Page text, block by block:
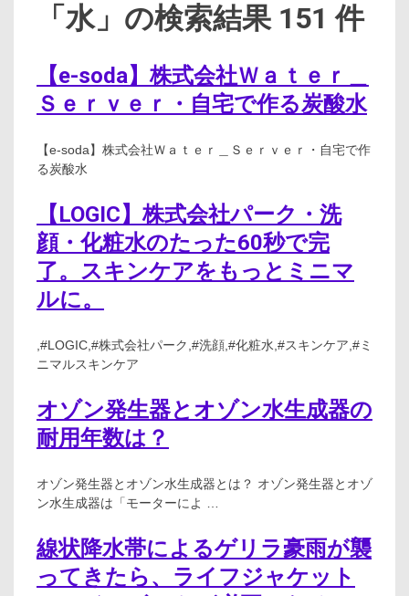
「水」の検索結果 151 件
【e-soda】株式会社Ｗａｔｅｒ＿
Ｓｅｒｖｅｒ・自宅で作る炭酸水
【e-soda】株式会社Ｗａｔｅｒ＿Ｓｅｒｖｅｒ・自宅で作
る炭酸水
【LOGIC】株式会社パーク・洗
顔・化粧水のたった60秒で完
了。スキンケアをもっとミニマ
ルに。
,#LOGIC,#株式会社パーク,#洗顔,#化粧水,#スキンケア,#ミ
ニマルスキンケア
オゾン発生器とオゾン水生成器の
耐用年数は？
オゾン発生器とオゾン水生成器とは？ オゾン発生器とオゾ
ン水生成器は「モーターによ …
線状降水帯によるゲリラ豪雨が襲
ってきたら、ライフジャケット